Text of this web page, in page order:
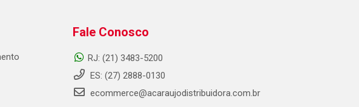
Fale Conosco
RJ: (21) 3483-5200
ES: (27) 2888-0130
ecommerce@acaraujodistribuidora.com.br